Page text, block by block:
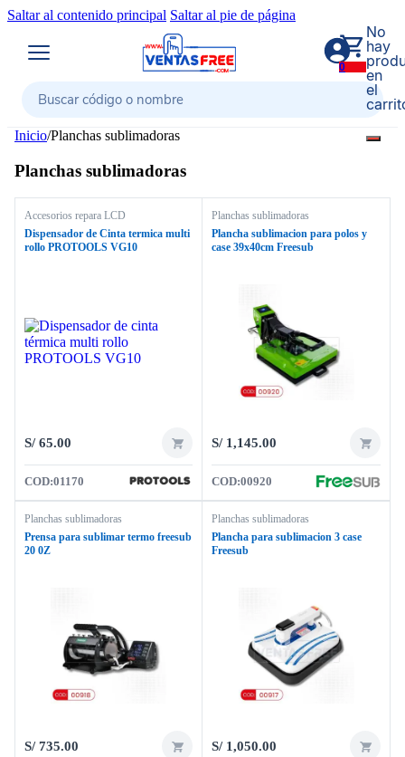
Saltar al contenido principal Saltar al pie de página
Buscar
0
No
hay
en
el
Inicio/Planchas sublimadoras
Planchas sublimadoras
Accesorios repara LCD
Dispensador de Cinta termica multi
rollo PROTOOLS VG10
S/65.00
COD:01170
Planchas sublimadoras
Plancha sublimacion para polos y
case 39x40cm Freesub
S/1,145.00
COD:00920
Planchas sublimadoras
Prensa para sublimar termo freesub
20 0Z
S/735.00
Planchas sublimadoras
Plancha para sublimacion 3 case
Freesub
S/1,050.00